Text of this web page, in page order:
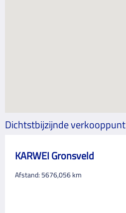
Dichtstbijzijnde verkooppunt
KARWEI Gronsveld
Afstand: 5676,056km